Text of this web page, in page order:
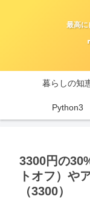
最高に
暮らしの知
Python3
3300円の
トオフ）や
（3300）